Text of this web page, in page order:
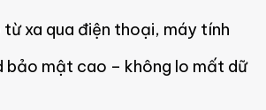
từ xa qua điện thoại, máy tính
mật cao – không lo mất dữ